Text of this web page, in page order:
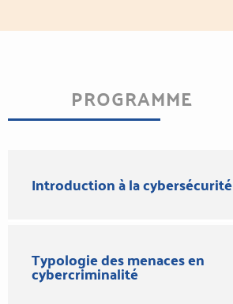
PROGRAMME
Introduction à la cybersécurité
Typologie des menaces en
cybercriminalité